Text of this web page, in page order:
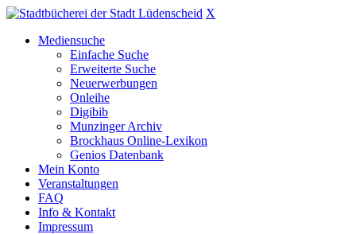
X
Mediensuche
Einfache Suche
Erweiterte Suche
Neuerwerbungen
Onleihe
Digibib
Munzinger Archiv
Brockhaus Online-Lexikon
Genios Datenbank
Mein Konto
Veranstaltungen
FAQ
Info & Kontakt
Impressum